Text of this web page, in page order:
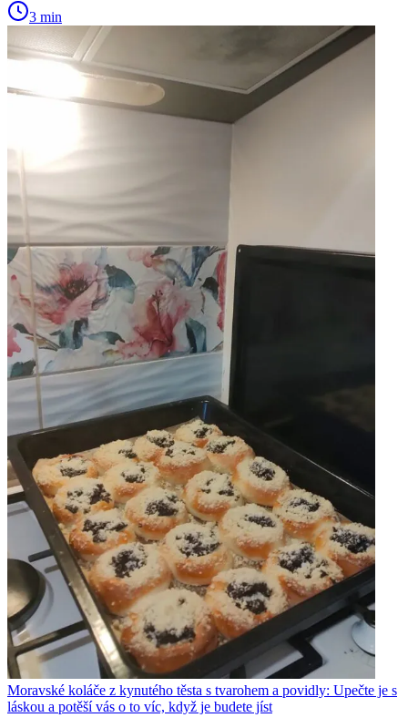
3 min
Moravské koláče z kynutého těsta s tvarohem a povidly: Upečte je s
láskou a potěší vás o to víc, když je budete jíst